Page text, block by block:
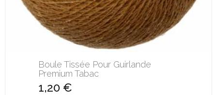
Boule Tissée Pour Guirlande
Premium Tabac
1,20 €